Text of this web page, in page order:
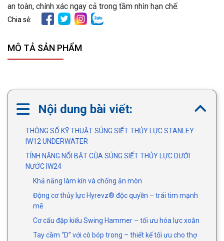
an toàn, chính xác ngay cả trong tầm nhìn hạn chế.
Chia sẻ:
MÔ TẢ SẢN PHẨM
Nội dung bài viết:
THÔNG SỐ KỸ THUẬT SÚNG SIẾT THỦY LỰC STANLEY
IW12 UNDERWATER
TÍNH NĂNG NỔI BẬT CỦA SÚNG SIẾT THỦY LỰC DƯỚI
NƯỚC IW24
Khả năng làm kín và chống ăn mòn
Động cơ thủy lực Hyrevz® độc quyền – trái tim mạnh
mẽ
Cơ cấu đập kiểu Swing Hammer – tối ưu hóa lực xoắn
Tay cầm “D” với cò bóp trong – thiết kế tối ưu cho thợ